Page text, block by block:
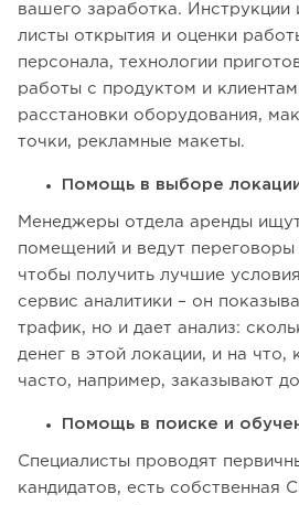
вашего заработка. Инструкции
листы открытия и оценки
персонала, технологии
работы с продуктом и
расстановки оборудования,
точки, рекламные макеты.
Помощь в выборе
Менеджеры отдела аренды
помещений и ведут переговоры
чтобы получить лучшие
сервис аналитики – он
трафик, но и дает анализ:
денег в этой локации, и на что,
часто, например, заказывают
Помощь в поиске и
Специалисты проводят
кандидатов, есть собственная